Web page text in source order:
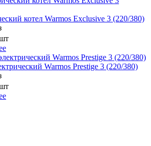
котел Warmos Exclusive 3 (220/380)
Warmos Prestige 3 (220/380)